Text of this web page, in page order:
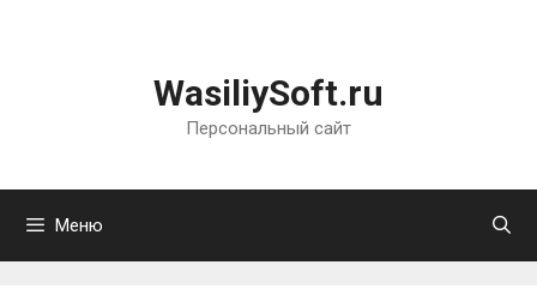
WasiliySoft.ru
Персональный сайт
Меню